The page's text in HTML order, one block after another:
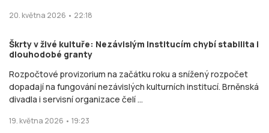
20. května 2026 • 22:18
Škrty v živé kultuře: Nezávislým institucím chybí stabilita i
dlouhodobé granty
Rozpočtové provizorium na začátku roku a snížený rozpočet
dopadají na fungování nezávislých kulturních institucí. Brněnská
divadla i servisní organizace čelí ...
19. května 2026 • 19:23